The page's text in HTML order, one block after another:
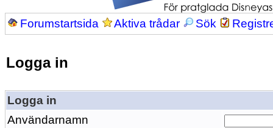
Forumstartsida Aktiva trådar Sök
Logga in
Logga in
Användarnamn